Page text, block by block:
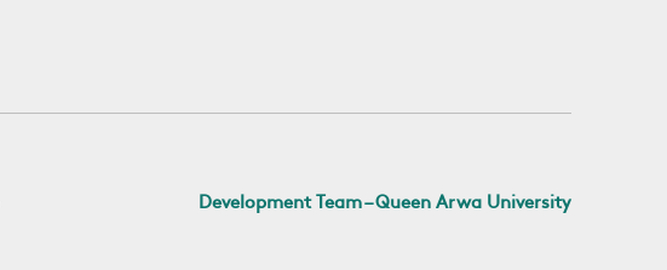
Development Team – Queen Arwa University